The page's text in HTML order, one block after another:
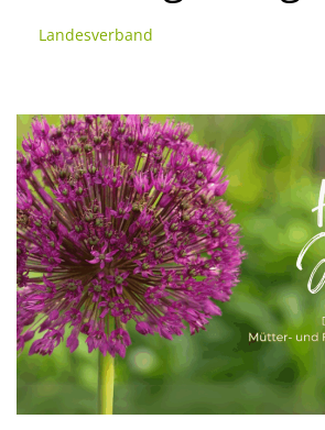
Landesverband